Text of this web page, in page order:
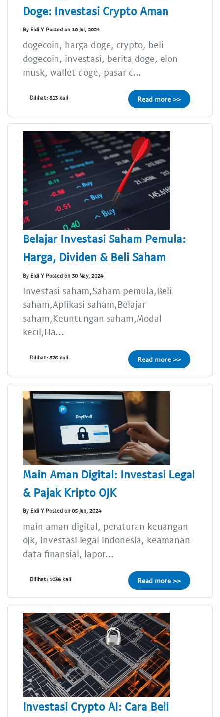
Doge: Investasi Crypto Aman
By Eldi Y Posted on 10 Jul, 2024
dogecoin, harga doge, crypto, beli
dogecoin, investasi, berita doge, elon
musk, wallet doge, pasar c...
Dilihat: 813 kali Read more >>
Belajar Investasi Saham Pemula:
Harga, Dividen & Beli Saham
By Eldi Y Posted on 30 May, 2024
Investasi saham,Saham pemula,Beli
saham,Aplikasi saham,Belajar
saham,Keuntungan saham,Modal
kecil,Ha...
Dilihat: 826 kali Read more >>
Main Aman Digital: Investasi Legal
& Pajak Kripto OJK
By Eldi Y Posted on 05 Jun, 2024
main aman digital, peraturan keuangan
ojk, investasi legal indonesia, keamanan
data finansial, lapor...
Dilihat: 1036 kali Read more >>
Investasi Crypto AI: Cara Beli